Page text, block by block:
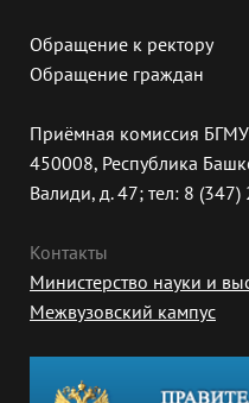
Обращение к ректору
Обращение граждан
Приёмная комиссия БГМУ
450008, Республика
Валиди, д. 47; тел: 8
Контакты
Министерство науки и
Межвузовский кампус